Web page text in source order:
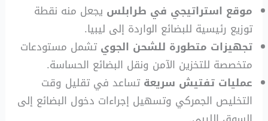
موقع استراتيجي في طرابلس يجعل منه نقطة
توزيع رئيسية للبضائع الواردة إلى ليبيا.
تجهيزات متطورة للشحن الجوي تشمل مستودعات
متخصصة للتخزين الآمن ونقل البضائع الحساسة.
عمليات تفتيش سريعة تساعد في تقليل وقت
التخليص الجمركي وتسهيل إجراءات دخول البضائع إلى